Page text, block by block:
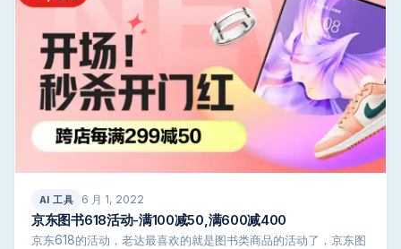
AI 工具 6 月 1, 2022
京东图书618活动-满100减50,满600减400
京东618的活动，老达最喜欢的就是图书类商品的活动了，京东图